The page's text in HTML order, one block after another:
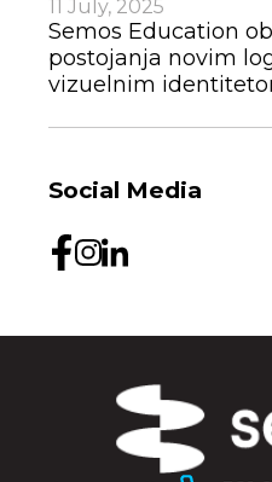
11 July, 2025
Semos Education
postojanja novim
vizuelnim
Social Media